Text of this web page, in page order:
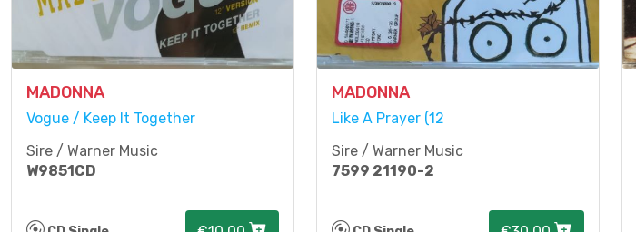
MADONNA
Vogue / Keep It Together
Sire / Warner Music
W9851CD
MADONNA
Like A Prayer (12
Sire / Warner Music
7599 21190-2